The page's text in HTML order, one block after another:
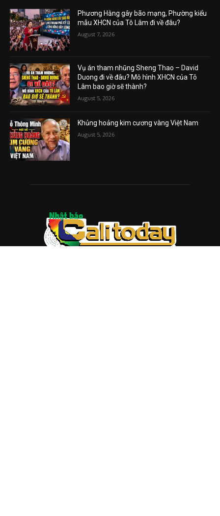
Phương Hằng gây bão mạng, Phường kiểu
mẫu XHCN của Tô Lâm đi về đâu?
August 7, 2026
Vụ án tham nhũng Sheng Thao – David
Duong đi về đâu? Mô hình XHCN của Tô
Lâm bao giờ sẽ thành?
August 5, 2026
Khủng hoảng kim cương vàng Việt Nam
August 5, 2026